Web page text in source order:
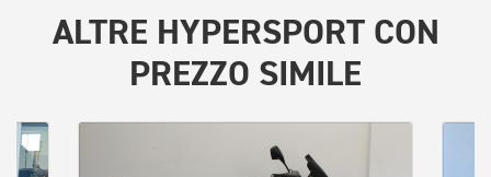
ALTRE HYPERSPORTCON
PREZZO SIMILE